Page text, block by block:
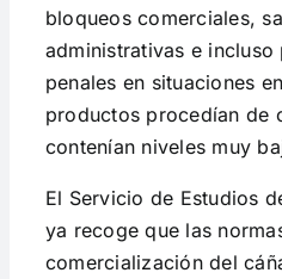
bloqueos comerciales,
administrativas e incluso
penales en situaciones
productos procedían de
contenían niveles muy
El Servicio de Estudios
ya recoge que las
comercialización del